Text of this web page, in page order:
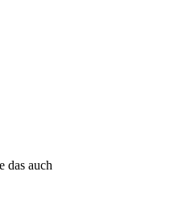
das auch